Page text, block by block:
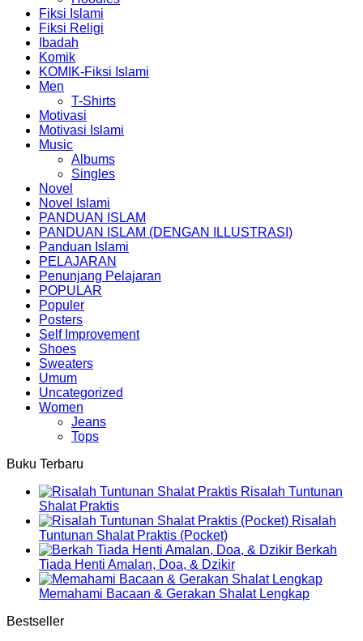
Fiksi Islami
Fiksi Religi
Ibadah
Komik
KOMIK-Fiksi Islami
Men
T-Shirts
Motivasi
Motivasi Islami
Music
Albums
Singles
Novel
Novel Islami
PANDUAN ISLAM
PANDUAN ISLAM (DENGAN ILLUSTRASI)
Panduan Islami
PELAJARAN
Penunjang Pelajaran
POPULAR
Populer
Posters
Self Improvement
Shoes
Sweaters
Umum
Uncategorized
Women
Jeans
Tops
Buku Terbaru
Risalah Tuntunan
Shalat Praktis
Risalah
Tuntunan Shalat Praktis (Pocket)
Berkah
Tiada Henti Amalan, Doa, & Dzikir
Memahami Bacaan & Gerakan Shalat Lengkap
Bestseller